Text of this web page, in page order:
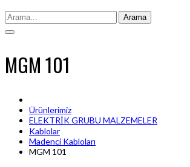
Arama
MGM 101
Ürünlerimiz
ELEKTRİK GRUBU MALZEMELER
Kablolar
Madenci Kabloları
MGM 101